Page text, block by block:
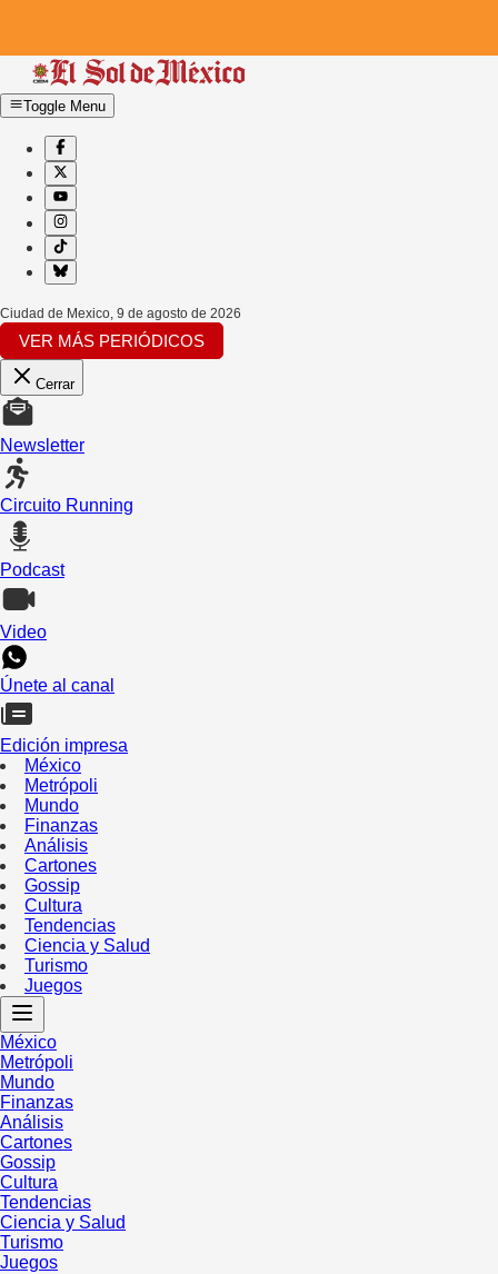
Toggle Menu
Ciudad de Mexico, 9 de agosto de 2026
VER MÁS PERIÓDICOS
Cerrar
Newsletter
Circuito Running
Podcast
Video
Únete al canal
Edición impresa
México
Metrópoli
Mundo
Finanzas
Análisis
Cartones
Gossip
Cultura
Tendencias
Ciencia y Salud
Turismo
Juegos
México
Metrópoli
Mundo
Finanzas
Análisis
Cartones
Gossip
Cultura
Tendencias
Ciencia y Salud
Turismo
Juegos